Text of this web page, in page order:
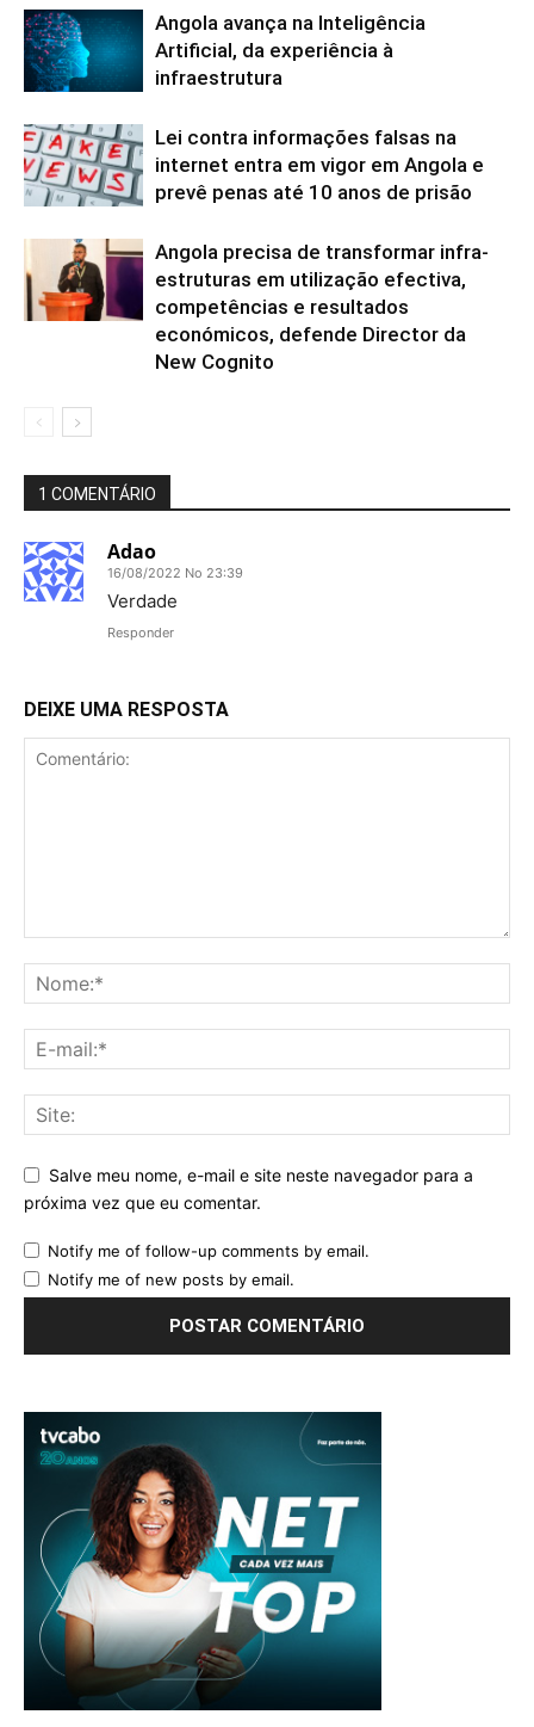
Angola avança na Inteligência
Artificial, da experiência à
infraestrutura
Lei contra informações falsas na
internet entra em vigor em Angola e
prevê penas até 10 anos de prisão
Angola precisa de transformar infra-
estruturas em utilização efectiva,
competências e resultados
económicos, defende Director da
New Cognito
1 COMENTÁRIO
Adao
16/08/2022 No 23:39
Verdade
Responder
DEIXE UMA RESPOSTA
Salve meu nome, e-mail e site neste navegador para a
próxima vez que eu comentar.
Notify me of follow-up comments by email.
Notify me of new posts by email.